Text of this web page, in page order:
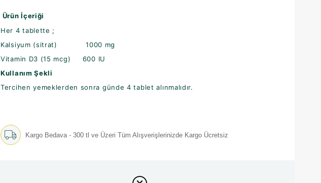
Ürün İçeriği
Her 4 tablette ;
Kalsiyum (sitrat) 1000 mg
Vitamin D3 (15 mcg) 600 IU
Kullanım Şekli
Tercihen yemeklerden sonra günde 4 tablet alınmalıdır.
Kargo Bedava - 300 tl ve Üzeri Tüm Alışverişlerinizde Kargo Ücretsiz